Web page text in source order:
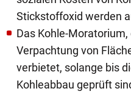
Stickstoffoxid werden
Das Kohle-
Verpachtung von
verbietet, solange bis
Kohleabbau geprüft